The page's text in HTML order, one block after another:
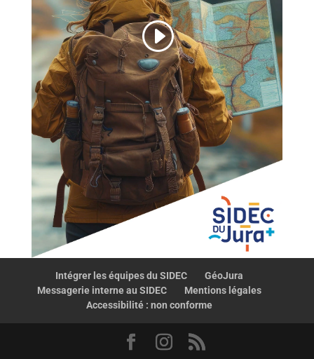
Intégrer les équipes du SIDEC
GéoJura
Messagerie interne au SIDEC
Mentions légales
Accessibilité : non conforme